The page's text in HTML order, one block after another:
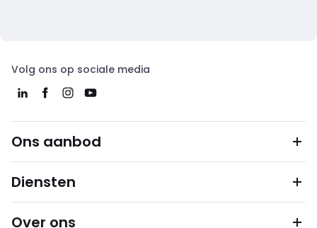
Volg ons op sociale media
Ons aanbod
Diensten
Over ons